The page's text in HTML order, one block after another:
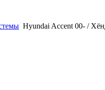
Hyundai Accent 00- /